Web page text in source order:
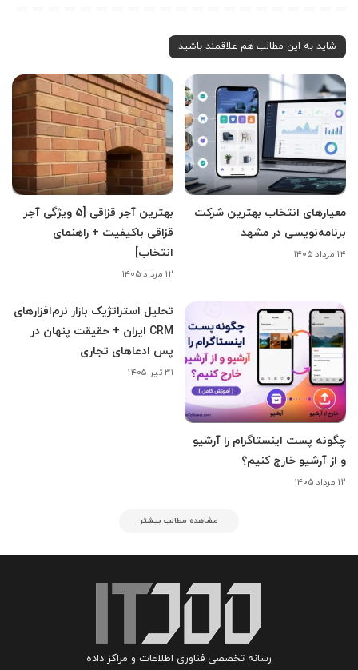
شاید به این مطالب هم علاقمند باشید
معیارهای انتخاب بهترین شرکت
برنامه‌نویسی در مشهد
۱۴ مرداد ۱۴۰۵
بهترین آجر قزاقی [5 ویژگی آجر
قزاقی باکیفیت + راهنمای
انتخاب]
۱۲ مرداد ۱۴۰۵
چگونه پست اینستاگرام را آرشیو
و از آرشیو خارج کنیم؟
۱۲ مرداد ۱۴۰۵
تحلیل استراتژیک بازار نرم‌افزارهای
CRM ایران + حقیقت پنهان در
پس ادعاهای تجاری
۳۱ تیر ۱۴۰۵
مشاهده مطالب بیشتر
رسانه تخصصی فناوری اطلاعات و مراکز داده